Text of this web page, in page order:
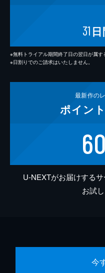
31
※無料トライアル期間終了日の翌日が属す
※日割りでのご請求はいたしません。
最新作の
ポイント
U-NEXTがお届けする
お試し
今